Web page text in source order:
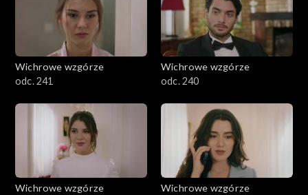
Wichrowe wzgórze
odc. 241
Wichrowe wzgórze
odc. 240
Wichrowe wzgórze
Wichrowe wzgórze